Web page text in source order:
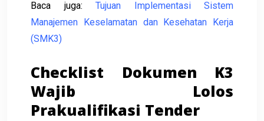
Baca juga: Tujuan Implementasi Sistem
Manajemen Keselamatan dan Kesehatan Kerja
(SMK3)
Checklist Dokumen K3
Wajib Lolos
Prakualifikasi Tender